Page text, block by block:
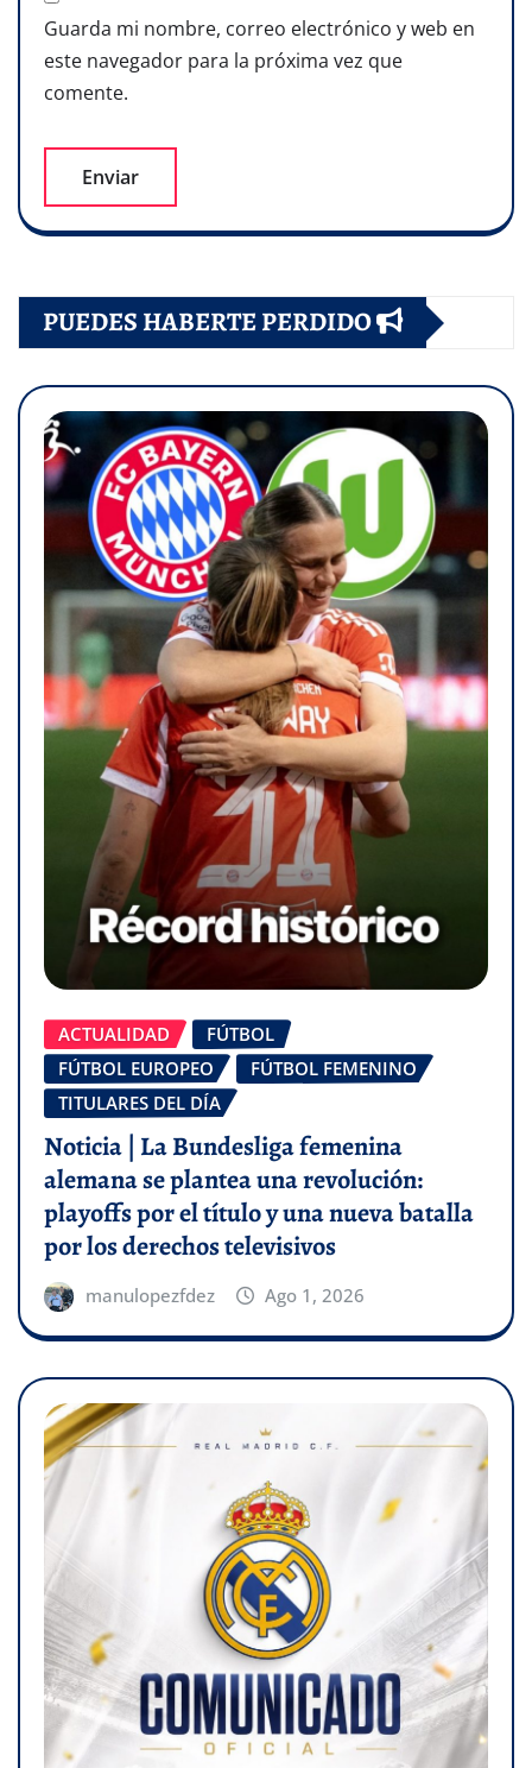
Guarda mi nombre, correo electrónico y web en
este navegador para la próxima vez que
comente.
PUEDES HABERTE PERDIDO
ACTUALIDAD
FÚTBOL
FÚTBOL EUROPEO
FÚTBOL FEMENINO
TITULARES DEL DÍA
Noticia | La Bundesliga femenina
alemana se plantea una revolución:
playoffs por el título y una nueva batalla
por los derechos televisivos
manulopezfdez Ago 1, 2026